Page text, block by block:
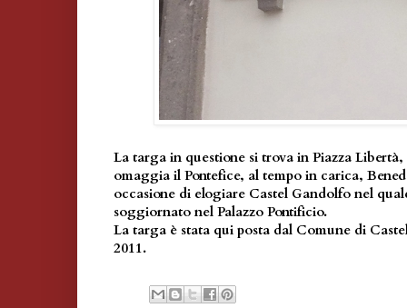
La targa in questione si trova in Piazza
omaggia il Pontefice, al tempo in carica,
occasione di elogiare Castel Gandolfo nel
soggiornato nel Palazzo Pontificio.
La targa è stata qui posta dal Comune di
2011.